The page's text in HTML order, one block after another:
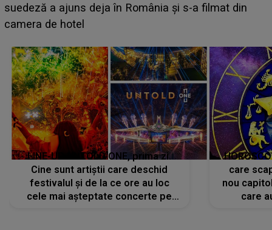
BĂIATUL VIZAT de Alexandra?! Aflându-se în fața
faptului împlinit, A RECUNOSCUT IMEDIAT: "Am
LINE-UP UNTOLD ONE, prima zi.
Cine sunt artiștii care deschid
festivalul și de la ce ore au loc
cele mai așteptate concerte pe
care
nou
care